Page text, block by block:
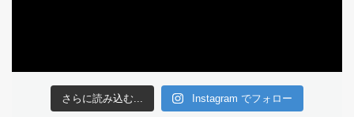
さらに読み込む... Instagram でフォロー